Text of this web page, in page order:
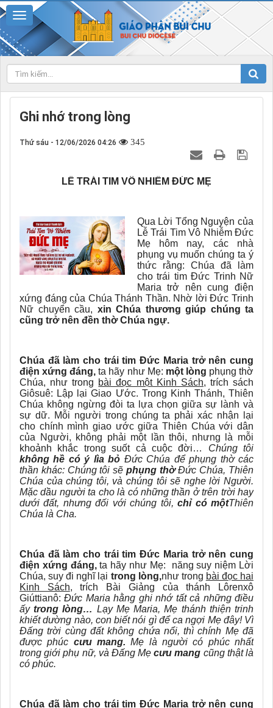
Ghi nhớ trong lòng
Thứ sáu - 12/06/2026 04:26 345
LỄ TRÁI TIM VÔ NHIỄM ĐỨC MẸ
Qua Lời Tổng Nguyện của
Lễ Trái Tim Vô Nhiễm Đức
Mẹ hôm nay, các nhà
phụng vụ muốn chúng ta ý
thức rằng: Chúa đã làm
cho trái tim Đức Trinh Nữ
Maria trở nên cung điện
xứng đáng của Chúa Thánh Thần. Nhờ lời Đức Trinh
Nữ chuyển cầu, xin Chúa thương giúp chúng ta
cũng trở nên đền thờ Chúa ngự.
Chúa đã làm cho trái tim Đức Maria trở nên cung
điện xứng đáng, ta hãy như Mẹ: một lòng phụng thờ
Chúa, như trong bài đọc một Kinh Sách, trích sách
Giôsuê: Lập lại Giao Ước. Trong Kinh Thánh, Thiên
Chúa không ngừng đòi ta lựa chọn giữa sự lành và
sự dữ. Mỗi người trong chúng ta phải xác nhận lại
cho chính mình giao ước giữa Thiên Chúa với dân
của Người, không phải một lần thôi, nhưng là mỗi
khoảnh khắc trong suốt cả cuộc đời… Chúng tôi
không hề có ý lìa bỏ Đức Chúa để phụng thờ các
thần khác: Chúng tôi sẽ phụng thờĐức Chúa, Thiên
Chúa của chúng tôi, và chúng tôi sẽ nghe lời Người.
Mặc dầu người ta cho là có những thần ở trên trời hay
dưới đất, nhưng đối với chúng tôi,chỉ có mộtThiên
Chúa là Cha.
Chúa đã làm cho trái tim Đức Maria trở nên cung
điện xứng đáng,ta hãy như Mẹ: năng suy niệm Lời
Chúa, suy đi nghĩ lại trong lòng,như trong bài đọc hai
Kinh Sách, trích Bài Giảng của thánh Lôrenxô
Giúttianô:Đức Maria hằng ghi nhớ tất cả những điều
ấytrong lòng… Lạy Mẹ Maria, Mẹ thánh thiện trinh
khiết dường nào, con biết nói gì để ca ngợi Mẹ đây! Vì
Đấng trời cùng đất không chứa nổi, thì chính Mẹ đã
được phúc cưu mang. Mẹ là người có phúc nhất
trong giới phụ nữ, và Đấng Mẹcưu mang cũng thật là
có phúc.
Chúa đã làm cho trái tim Đức Maria trở nên cung